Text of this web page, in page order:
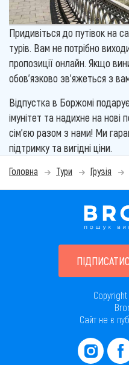
Придивіться до путівок на
турів. Вам не потрібно
пропозиції онлайн. Якщо
обов'язково зв'яжеться з
Відпустка в Боржомі
імунітет та надихне на
сім'єю разом з нами! Ми
підтримку та вигідні ціни.
Головна Тури Грузія
Сайт не є